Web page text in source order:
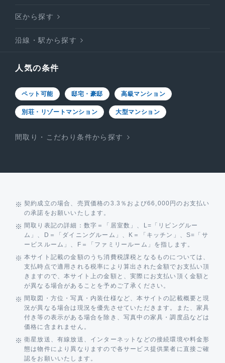
区から探す
沿線・駅から探す
人気の条件
ペット可能 邸宅・豪邸 高級マンション
別荘・リゾートマンション 大型マンション
間取り・こだわり条件から探す
契約成立の場合、売買価格の3.3％および66,000円のお支払い
の承諾をお願いいたします。
間取り表記の詳細：数字＝「居室数」、L=「リビングルー
ム」、D＝「ダイニングルーム」、K＝「キッチン」、S=「サ
ービスルーム」、F＝「ファミリールーム」を指します。
本サイト記載の金額のうち消費税課税となるものについては、
支払時点で適用される税率により算出された金額でお支払い頂
きますので、本サイト上の金額と、実際にお支払い頂く金額と
が異なる場合があることを予めご了承ください。
間取図・方位・写真・内装仕様など、本サイトの記載概要と現
況が異なる場合は現況を優先させていただきます。また、家具
付き等の表示がある場合を除き、写真中の家具・調度品などは
価格に含まれません。
衛星放送、有線放送、インターネットなどの接続環境や料金形
態は物件により異なりますので各サービス提供業者に直接ご確
認をお願いいたします。